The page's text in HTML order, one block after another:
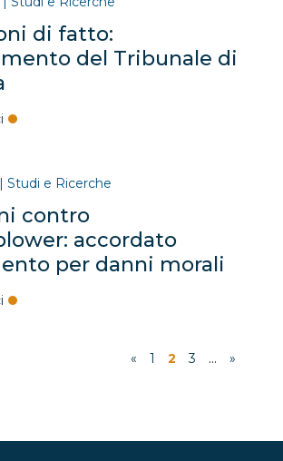
di fatto:
del Tribunale di
contro
accordato
per danni morali
Studi e Ricerche
« 1 2 3 ... »